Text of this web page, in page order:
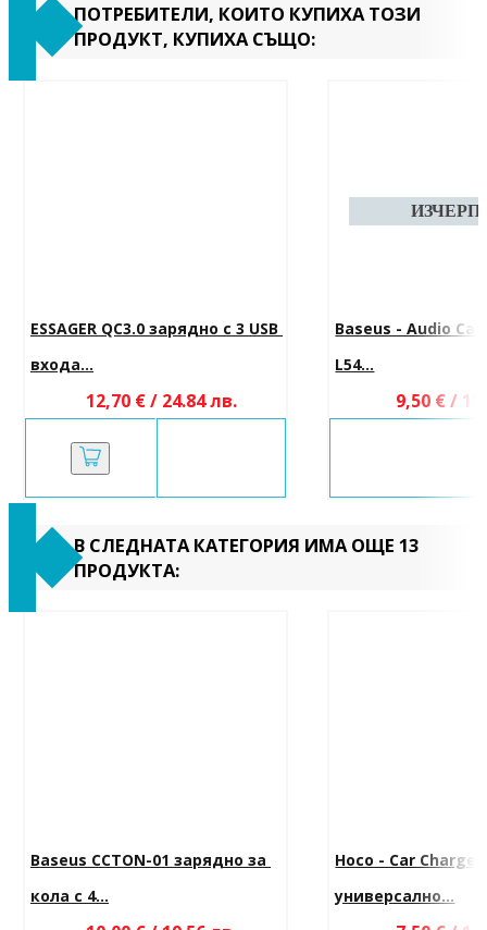
ПОТРЕБИТЕЛИ, КОИТО КУПИХА ТОЗИ
ПРОДУКТ, КУПИХА СЪЩО:
ESSAGER QC3.0 зарядно с 3 USB
входа...
12,70 € / 24.84 лв.
Baseus - Audio
L54...
9,50 € /
В СЛЕДНАТА КАТЕГОРИЯ ИМА ОЩЕ 13
ПРОДУКТА:
Baseus CCTON-01 зарядно за
кола с 4...
Hoco - Car
универсално...